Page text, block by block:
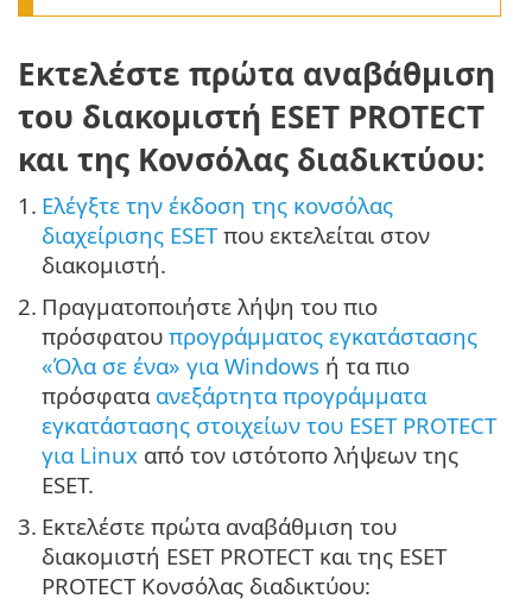
Εκτελέστε πρώτα αναβάθμιση
του διακομιστή ESET PROTECT
και της Κονσόλας διαδικτύου:
1. Ελέγξτε την έκδοση της κονσόλας
διαχείρισης ESETπου εκτελείται στον
διακομιστή.
2. Πραγματοποιήστε λήψη του πιο
πρόσφατου προγράμματος εγκατάστασης
«Όλα σε ένα» για Windows ή τα πιο
πρόσφατα ανεξάρτητα προγράμματα
εγκατάστασης στοιχείων του ESET PROTECT
για Linux από τον ιστότοπο λήψεων της
ESET.
3. Εκτελέστε πρώτα αναβάθμιση του
διακομιστή ESET PROTECT και της ESET
PROTECT Κονσόλας διαδικτύου: